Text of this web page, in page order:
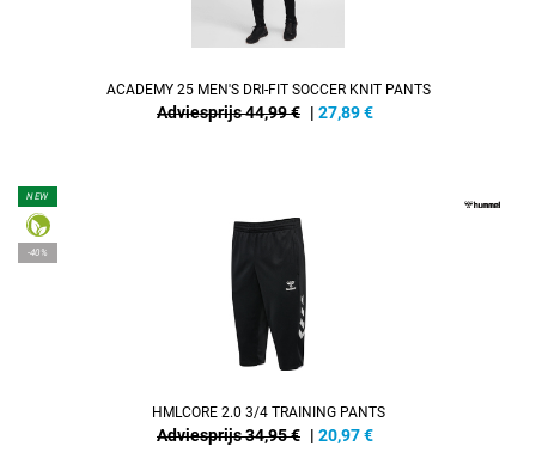
ACADEMY 25 MEN'S DRI-FIT SOCCER KNIT PANTS
Adviesprijs 44,99 € | 27,89€
NEW
-40%
HMLCORE 2.0 3/4 TRAINING PANTS
Adviesprijs 34,95 € | 20,97€